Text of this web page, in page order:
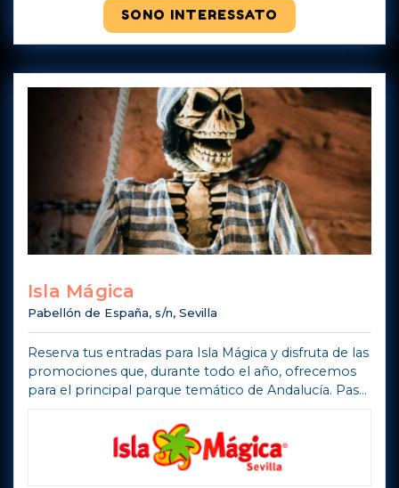
SONO INTERESSATO
Isla Mágica
Pabellón de España, s/n, Sevilla
Reserva tus entradas para Isla Mágica y disfruta de las
promociones que, durante todo el año, ofrecemos
para el principal parque temático de Andalucía. Pasa
importantes descuentos ...
Mostra di più